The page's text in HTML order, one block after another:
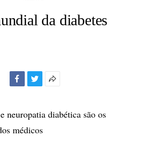
da diabetes
compartilhamento
neuropatia diabética são os
médicos